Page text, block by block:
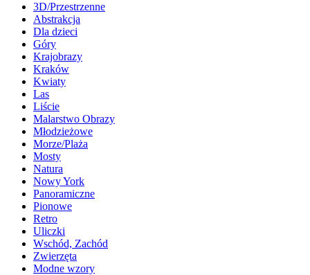
3D/Przestrzenne
Abstrakcja
Dla dzieci
Góry
Krajobrazy
Kraków
Kwiaty
Las
Liście
Malarstwo Obrazy
Młodzieżowe
Morze/Plaża
Mosty
Natura
Nowy York
Panoramiczne
Pionowe
Retro
Uliczki
Wschód, Zachód
Zwierzęta
Modne wzory